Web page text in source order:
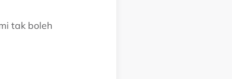
tak boleh